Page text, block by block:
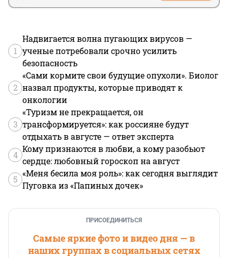
1
Надвигается волна пугающих вирусов —
ученые потребовали срочно усилить
безопасность
2
«Сами кормите свои будущие опухоли». Биолог
назвал продукты, которые приводят к
онкологии
3
«Туризм не прекращается, он
трансформируется»: как россияне будут
отдыхать в августе — ответ эксперта
4
Кому признаются в любви, а кому разобьют
сердце: любовный гороскоп на август
5
«Меня бесила моя роль»: как сегодня выглядит
Пуговка из «Папиных дочек»
ПРИСОЕДИНИТЬСЯ
Самые яркие фото и видео дня — в
наших группах в социальных сетях